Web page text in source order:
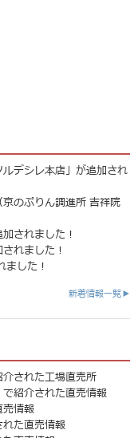
デシレ本店」が追加され
のぷりん調進所 吉祥院
されました！
れました！
した！
新着情報一覧▶
介された工場直売所
で紹介された直売情報
売情報
れた直売情報